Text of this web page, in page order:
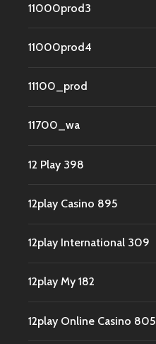
11000prod3
11000prod4
11100_prod
11700_wa
12 Play 398
12play Casino 895
12play International 309
12play My 182
12play Online Casino 805